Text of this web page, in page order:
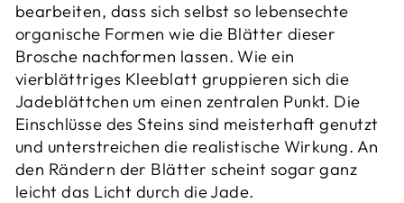
bearbeiten, dass sich selbst so lebensechte
organische Formen wie die Blätter dieser
Brosche nachformen lassen. Wie ein
vierblättriges Kleeblatt gruppieren sich die
Jadeblättchen um einen zentralen Punkt. Die
Einschlüsse des Steins sind meisterhaft genutzt
und unterstreichen die realistische Wirkung. An
den Rändern der Blätter scheint sogar ganz
leicht das Licht durch die Jade.